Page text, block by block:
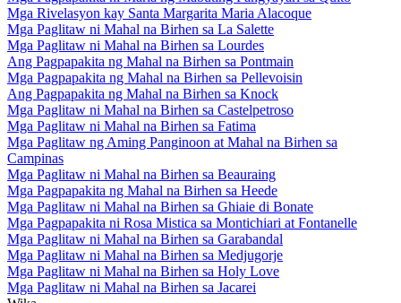
Mga Rivelasyon kay Santa Margarita Maria Alacoque
Mga Paglitaw ni Mahal na Birhen sa La Salette
Mga Paglitaw ni Mahal na Birhen sa Lourdes
Ang Pagpapakita ng Mahal na Birhen sa Pontmain
Mga Pagpapakita ng Mahal na Birhen sa Pellevoisin
Ang Pagpapakita ng Mahal na Birhen sa Knock
Mga Paglitaw ni Mahal na Birhen sa Castelpetroso
Mga Paglitaw ni Mahal na Birhen sa Fatima
Mga Paglitaw ng Aming Panginoon at Mahal na Birhen sa
Campinas
Mga Paglitaw ni Mahal na Birhen sa Beauraing
Mga Pagpapakita ng Mahal na Birhen sa Heede
Mga Paglitaw ni Mahal na Birhen sa Ghiaie di Bonate
Mga Pagpapakita ni Rosa Mistica sa Montichiari at Fontanelle
Mga Paglitaw ni Mahal na Birhen sa Garabandal
Mga Paglitaw ni Mahal na Birhen sa Medjugorje
Mga Paglitaw ni Mahal na Birhen sa Holy Love
Mga Paglitaw ni Mahal na Birhen sa Jacarei